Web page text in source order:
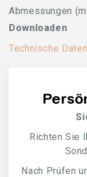
Abmessungen
Downloaden
Technische Daten
Richten Sie
Nach Prüfen